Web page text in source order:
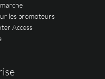
les promoteurs
Access